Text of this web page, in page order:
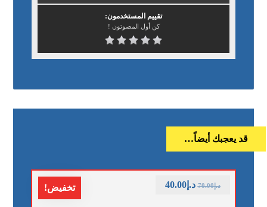
تقييم المستخدمون:
كن أول المصوتون !
قد يعجبك أيضاً…
تخفيض! د.إ70.00 د.إ40.00